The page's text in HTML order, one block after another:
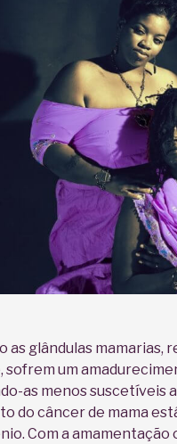
as glândulas mamarias,
sofrem um
as menos suscetíveis
do câncer de mama
Com a amamentação